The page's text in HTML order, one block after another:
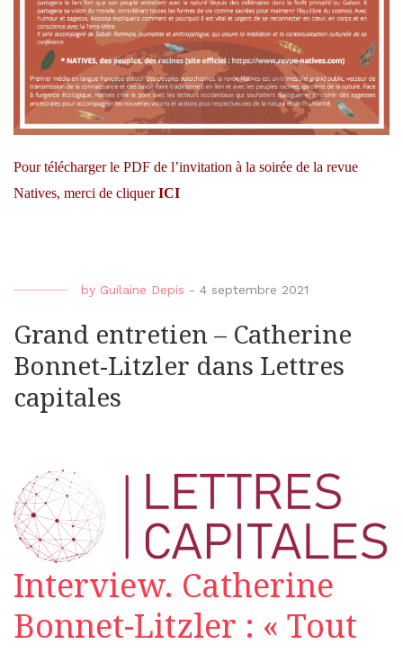
Pour télécharger le PDF de l’invitation à la soirée de la revue
Natives, merci de cliquerICI
by Guilaine Depis - 4 septembre 2021
Grand entretien – Catherine
Bonnet-Litzler dans Lettres
capitales
Interview. Catherine
Bonnet-Litzler : « Tout